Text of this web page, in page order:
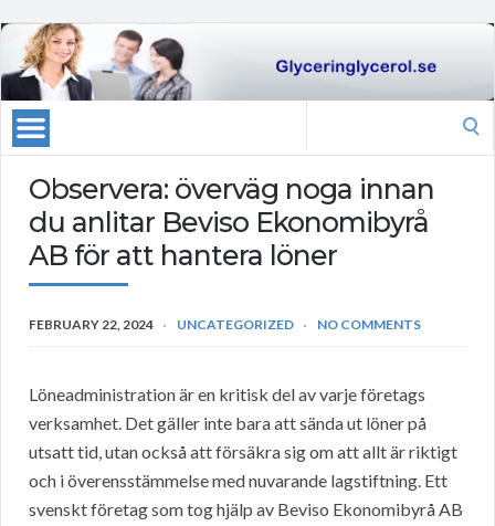
Observera: överväg noga innan
du anlitar Beviso Ekonomibyrå
AB för att hantera löner
FEBRUARY 22, 2024 UNCATEGORIZED NO COMMENTS
Löneadministration är en kritisk del av varje företags
verksamhet. Det gäller inte bara att sända ut löner på
utsatt tid, utan också att försäkra sig om att allt är riktigt
och i överensstämmelse med nuvarande lagstiftning. Ett
svenskt företag som tog hjälp av Beviso Ekonomibyrå AB